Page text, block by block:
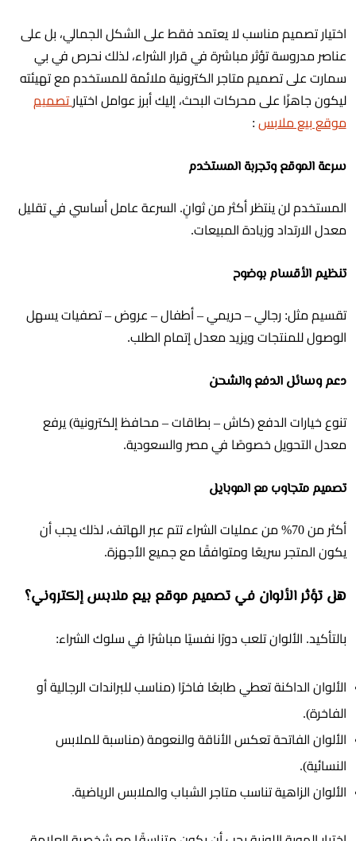
اختيار تصميم مناسب لا يعتمد فقط على الشكل الجمالي، بل على
عناصر مدروسة تؤثر مباشرة في قرار الشراء، لذلك نحرص في بي
سمارت على تصميم متاجر الكترونية ملائمة للمستخدم مع تهيئته
ليكون جاهزًا على محركات البحث، إليك أبرز عوامل اختيار تصميم
موقع بيع ملابس :
سرعة الموقع وتجربة المستخدم
المستخدم لن ينتظر أكثر من ثوانٍ. السرعة عامل أساسي في تقليل
معدل الارتداد وزيادة المبيعات.
تنظيم الأقسام بوضوح
تقسيم مثل: رجالي – حريمي – أطفال – عروض – تصفيات يسهل
الوصول للمنتجات ويزيد معدل إتمام الطلب.
دعم وسائل الدفع والشحن
تنوع خيارات الدفع (كاش – بطاقات – محافظ إلكترونية) يرفع
معدل التحويل خصوصًا في مصر والسعودية.
تصميم متجاوب مع الموبايل
أكثر من 70% من عمليات الشراء تتم عبر الهاتف، لذلك يجب أن
يكون المتجر سريعًا ومتوافقًا مع جميع الأجهزة.
هل تؤثر الألوان في تصميم موقع بيع ملابس إلكتروني؟
بالتأكيد. الألوان تلعب دورًا نفسيًا مباشرًا في سلوك الشراء:
الألوان الداكنة تعطي طابعًا فاخرًا (مناسب للبراندات الرجالية أو
الفاخرة).
الألوان الفاتحة تعكس الأناقة والنعومة (مناسبة للملابس
النسائية).
الألوان الزاهية تناسب متاجر الشباب والملابس الرياضية.